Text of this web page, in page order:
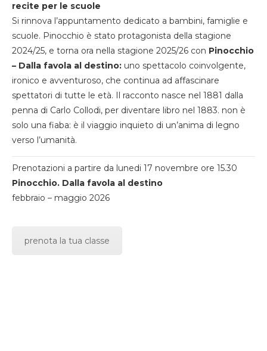
recite per le scuole
Si rinnova l’appuntamento dedicato a bambini, famiglie e
scuole. Pinocchio è stato protagonista della stagione
2024/25, e torna ora nella stagione 2025/26 con Pinocchio
– Dalla favola al destino: uno spettacolo coinvolgente,
ironico e avventuroso, che continua ad affascinare
spettatori di tutte le età. Il racconto nasce nel 1881 dalla
penna di Carlo Collodi, per diventare libro nel 1883. non è
solo una fiaba: è il viaggio inquieto di un’anima di legno
verso l’umanità.
Prenotazioni a partire da lunedi 17 novembre ore 15.30
Pinocchio. Dalla favola al destino
febbraio – maggio 2026
prenota la tua classe